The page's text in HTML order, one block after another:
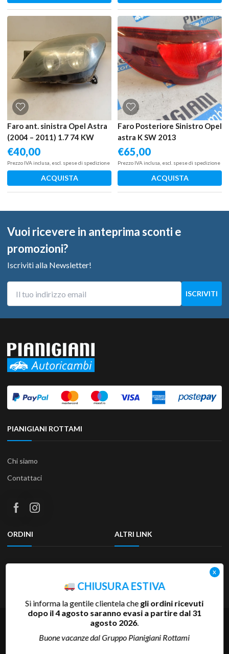
Faro ant. sinistra Opel Astra
(2004 – 2011) 1.7 74 KW
diesel 93190388 Z17DTH
€40,00
Prezzo IVA inclusa, escl. spese di spedizione
ACQUISTA
Faro Posteriore Sinistro Opel
astra K SW 2013
€65,00
Prezzo IVA inclusa, escl. spese di spedizione
ACQUISTA
Vuoi ricevere in anteprima sconti e
promozioni?
Iscriviti alla Newsletter!
PIANIGIANI ROTTAMI
Chi siamo
Contattaci
ORDINI
Termini e condizioni
ALTRI LINK
Privacy Policy
Accessibilità
Copyright 2025 Pianigiani Rottami Srl | P.Iva 00655510527 | REA
SI-81793 | Cap.Soc. 600.000 €
CHIUSURA ESTIVA
Si informa la gentile clientela chegli ordini ricevuti
dopo il 4 agosto saranno evasi a partire dal 31
agosto 2026.
Buone vacanze dal Gruppo Pianigiani Rottami